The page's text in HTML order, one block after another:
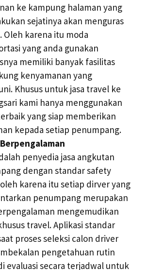
ke kampung halaman yang
sejatinya akan menguras
Oleh karena itu moda
yang anda gunakan
memiliki banyak fasilitas
kenyamanan yang
Khusus untuk jasa travel ke
kami hanya menggunakan
yang siap memberikan
kepada setiap penumpang.
penyedia jasa angkutan
dengan standar safety
karena itu setiap dirver yang
penumpang merupakan
mengemudikan
travel. Aplikasi standar
proses seleksi calon driver
pengetahuan rutin
evaluasi secara terjadwal untuk